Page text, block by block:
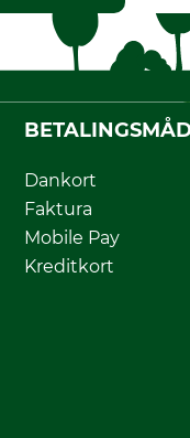
Dankort
Faktura
Mobile Pay
Kreditkort